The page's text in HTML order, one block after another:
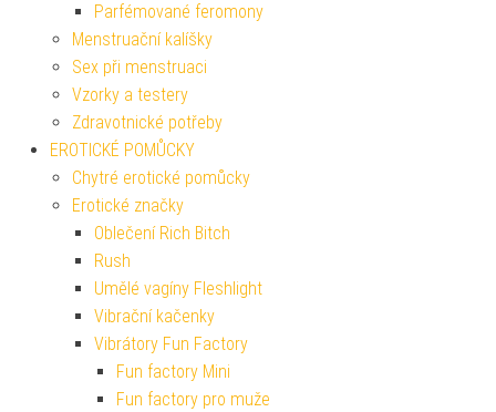
Parfémované feromony
Menstruační kalíšky
Sex při menstruaci
Vzorky a testery
Zdravotnické potřeby
EROTICKÉ POMŮCKY
Chytré erotické pomůcky
Erotické značky
Oblečení Rich Bitch
Rush
Umělé vagíny Fleshlight
Vibrační kačenky
Vibrátory Fun Factory
Fun factory Mini
Fun factory pro muže